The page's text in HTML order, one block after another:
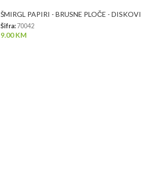
ŠMIRGL PAPIRI - BRUSNE PLOČE - DISKOVI
Šifra: 70042
9.00KM